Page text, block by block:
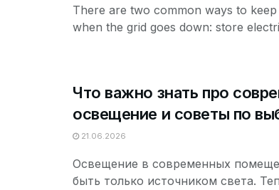
There are two common ways to
when the grid goes down: store
Что важно знать про
освещение и советы по
21.06.2026
Освещение в современных
быть только источником света.